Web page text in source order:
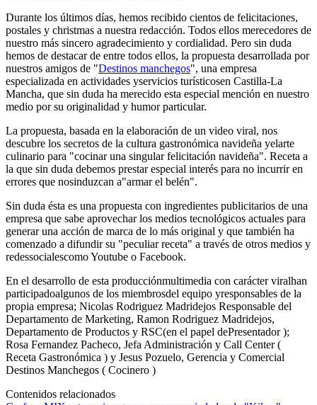
Durante los últimos días, hemos recibido cientos de felicitaciones,
postales y christmas a nuestra redacción. Todos ellos merecedores de
nuestro más sincero agradecimiento y cordialidad. Pero sin duda
hemos de destacar de entre todos ellos, la propuesta desarrollada por
nuestros amigos de "Destinos manchegos", una empresa
especializada en actividades yservicios turísticosen Castilla-La
Mancha, que sin duda ha merecido esta especial mención en nuestro
medio por su originalidad y humor particular.
La propuesta, basada en la elaboración de un video viral, nos
descubre los secretos de la cultura gastronómica navideña yelarte
culinario para "cocinar una singular felicitación navideña". Receta a
la que sin duda debemos prestar especial interés para no incurrir en
errores que nosinduzcan a"armar el belén".
Sin duda ésta es una propuesta con ingredientes publicitarios de una
empresa que sabe aprovechar los medios tecnológicos actuales para
generar una acción de marca de lo más original y que también ha
comenzado a difundir su "peculiar receta" a través de otros medios y
redessocialescomo Youtube o Facebook.
En el desarrollo de esta producciónmultimedia con carácter viralhan
participadoalgunos de los miembrosdel equipo yresponsables de la
propia empresa; Nicolas Rodriguez Madridejos Responsable del
Departamento de Marketing, Ramon Rodriguez Madridejos,
Departamento de Productos y RSC(en el papel dePresentador );
Rosa Fernandez Pacheco, Jefa Administración y Call Center (
Receta Gastronómica ) y Jesus Pozuelo, Gerencia y Comercial
Destinos Manchegos ( Cocinero )
Contenidos relacionados